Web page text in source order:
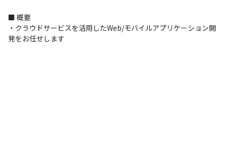
■ 概要
・クラウドサービスを活用したWeb/モバイルアプリケーション開
発をお任せします